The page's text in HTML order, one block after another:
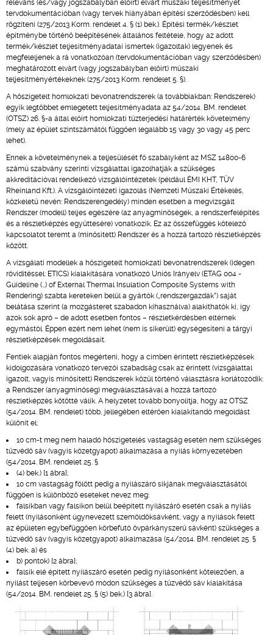
releváns (és/vagy jogszabályban előírt) elvárt műszaki teljesítményét
tervdokumentációban (vagy tervek hiányában építési szerződésben) kell
rögzíteni (275/2013 Korm. rendelet 4. § (1) bek.). Építési termék/készlet
építménybe történő beépítésének általános feltétele, hogy az adott
termék/készlet teljesítményadatai ismertek (igazoltak) legyenek és
megfeleljenek a rá vonatkozóan (tervdokumentációban vagy szerződésben)
meghatározott elvárt (vagy jogszabályban előírt) műszaki
teljesítményértékeknek (275/2013 Korm. rendelet 5. §).
A hőszigetelt homlokzati bevonatrendszerek (a továbbiakban: Rendszerek)
egyik legtöbbet emlegetett teljesítményadata az 54/2014. BM. rendelet
(OTSZ) 26. §-a által előírt homlokzati tűzterjedési határérték követelmény
(mely az épület szintszámától függően legalább 15 vagy 30 vagy 45 perc
lehet).
Ennek a követelménynek a teljesülését fő szabályként az MSZ 14800-6
számú szabvány szerinti vizsgálattal igazolhatják a szükséges
akkreditációval rendelkező vizsgálóintézetek (például ÉMI KHT, TÜV
Rheinland Kft.). A vizsgálóintézeti igazolás (Nemzeti Műszaki Értékelés,
közkeletű nevén: Rendszerengedély) minden esetben a megvizsgált
Rendszer (modell) teljes egészére (az anyagminőségek, a rendszerfelépítés
és a részletképzés együttesére) vonatkozik. Ez az összefüggés kötelező
kapcsolatot teremt a (minősített) Rendszer és a hozzá tartozó részletképzés
között.
A vizsgálati modellek a hőszigetelt homlokzati bevonatrendszerek (idegen
rövidítéssel: ETICS) kialakítására vonatkozó Uniós Irányelv (ETAG 004 -
Guideline (…) of External Thermal Insulation Composite Systems with
Rendering) szabta kereteken belül a gyártók („rendszergazdák”) saját
belátása szerint (a mozgásteret szabadon kihasználva) alakíthatók ki, így
azok sok apró – de adott esetben fontos – részletkérdésben eltérnek
egymástól. Éppen ezért nem lehet (nem is sikerült) egységesíteni a tárgyi
részletképzések megoldásait.
Fentiek alapján fontos megérteni, hogy a címben érintett részletképzések
kidolgozására vonatkozó tervezői szabadság csak az érintett (vizsgálattal
igazolt, vagyis minősített) Rendszerek közül történő választásra korlátozódik:
a Rendszer (anyagminőség) megválasztásával a hozzá tartozó
részletképzés kötötté válik. A helyzetet tovább bonyolítja, hogy az OTSZ
(54/2014. BM. rendelet) több, jellegében eltérően kialakítandó megoldást
különít el:
10 cm-t meg nem haladó hőszigetelés vastagság esetén nem szükséges
tűzvédő sáv (vagyis kőzetgyapot) alkalmazása a nyílás környezetében
(54/2014. BM. rendelet 25. §
(4) bek.) [1 ábra];
10 cm vastagság fölött pedig a nyílászáró síkjának megválasztásától
függően is különböző eseteket nevez meg:
falsíkban vagy falsíkon belül beépített nyílászáró esetén csak a nyílás
felett (nyílásonként úgynevezett szemöldöksávként, vagy a nyílások felett
az épületen egybefüggően körbefutó övpárkányszerű sávként) szükséges a
tűzvédő sáv (vagyis kőzetgyapot) alkalmazása (54/2014. BM. rendelet 25. §
(4) bek. a) és
b) pontok) [2 ábra];
falsík elé épített nyílászáró esetén pedig nyílásonként kötelezően, a
nyílást teljesen körbevevő módon szükséges a tűzvédő sáv kialakítása
(54/2014. BM. rendelet 25. § (5) bek.) [3 ábra].